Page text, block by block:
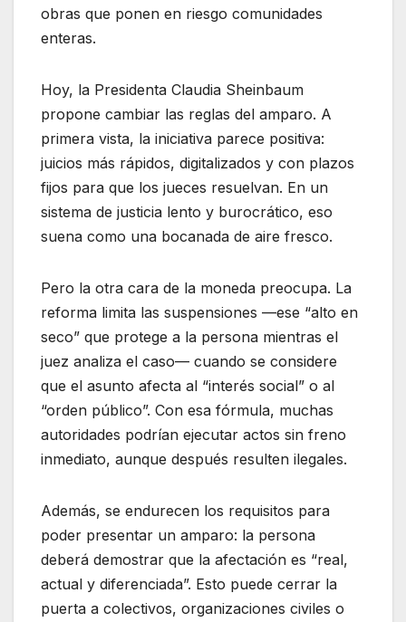
obras que ponen en riesgo comunidades
enteras.
Hoy, la Presidenta Claudia Sheinbaum
propone cambiar las reglas del amparo. A
primera vista, la iniciativa parece positiva:
juicios más rápidos, digitalizados y con plazos
fijos para que los jueces resuelvan. En un
sistema de justicia lento y burocrático, eso
suena como una bocanada de aire fresco.
Pero la otra cara de la moneda preocupa. La
reforma limita las suspensiones —ese “alto en
seco” que protege a la persona mientras el
juez analiza el caso— cuando se considere
que el asunto afecta al “interés social” o al
“orden público”. Con esa fórmula, muchas
autoridades podrían ejecutar actos sin freno
inmediato, aunque después resulten ilegales.
Además, se endurecen los requisitos para
poder presentar un amparo: la persona
deberá demostrar que la afectación es “real,
actual y diferenciada”. Esto puede cerrar la
puerta a colectivos, organizaciones civiles o